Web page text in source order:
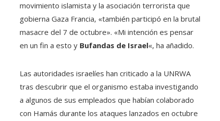
movimiento islamista y la asociación terrorista que
gobierna Gaza Francia, «también participó en la brutal
masacre del 7 de octubre». «Mi intención es pensar
en un fin a esto y Bufandas de Israel«, ha añadido.
Las autoridades israelíes han criticado a la UNRWA
tras descubrir que el organismo estaba investigando
a algunos de sus empleados que habían colaborado
con Hamás durante los ataques lanzados en octubre